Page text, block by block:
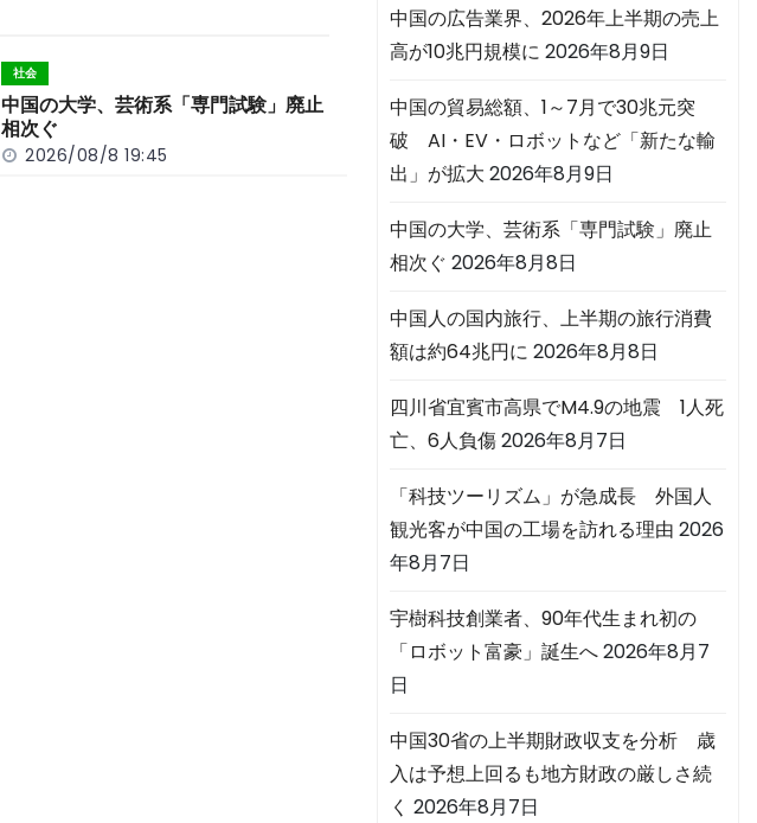
社会
中国の大学、芸術系「専門試験」廃止
相次ぐ
2026/08/8 19:45
中国の広告業界、2026年上半期の売上
高が10兆円規模に 2026年8月9日
中国の貿易総額、1～7月で30兆元突
破 AI・EV・ロボットなど「新たな輸
出」が拡大 2026年8月9日
中国の大学、芸術系「専門試験」廃止
相次ぐ 2026年8月8日
中国人の国内旅行、上半期の旅行消費
額は約64兆円に 2026年8月8日
四川省宜賓市高県でM4.9の地震 1人死
亡、6人負傷2026年8月7日
「科技ツーリズム」が急成長 外国人
観光客が中国の工場を訪れる理由 2026
年8月7日
宇樹科技創業者、90年代生まれ初の
「ロボット富豪」誕生へ2026年8月7
日
中国30省の上半期財政収支を分析 歳
入は予想上回るも地方財政の厳しさ続
く 2026年8月7日